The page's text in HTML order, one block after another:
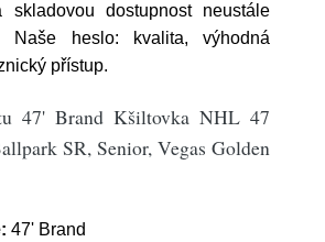
dostupnost neustále
Naše heslo: kvalita, výhodná
přístup.
47' Brand Kšiltovka NHL 47
SR, Senior, Vegas Golden
47' Brand